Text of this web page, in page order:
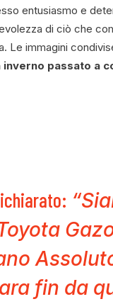
entusiasmo e
di ciò che
Le immagini
inverno passato a
fin da